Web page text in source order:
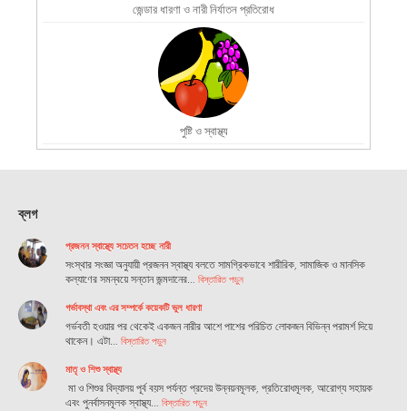
জেন্ডার ধারণা ও নারী নির্যাতন প্রতিরোধ
পুষ্টি ও স্বাস্থ্য
ব্লগ
প্রজনন স্বাস্থ্যে সচেতন হচ্ছে নারী
সংস্থার সংজ্ঞা অনুযায়ী প্রজনন স্বাস্থ্য বলতে সামগ্রিকভাবে শারীরিক, সামাজিক ও মানসিক
কল্যাণের সমন্বয়ে সন্তান জন্মদানের… বিস্তারিত পড়ুন
গর্ভাবস্থা এবং এর সম্পর্কে কয়েকটি ভুল ধারণা
গর্ভবতী হওয়ার পর থেকেই একজন নারীর আশে পাশের পরিচিত লোকজন বিভিন্ন পরামর্শ দিয়ে
থাকেন। এটা… বিস্তারিত পড়ুন
মাতৃ ও শিশু স্বাস্থ্য
মা ও শিশুর বিদ্যালয় পূর্ব বয়স পর্যন্ত প্রদেয় উন্নয়নমূলক, প্রতিরোধমূলক, আরোগ্য সহায়ক
এবং পুনর্বাসনমূলক স্বাস্থ্য… বিস্তারিত পড়ুন